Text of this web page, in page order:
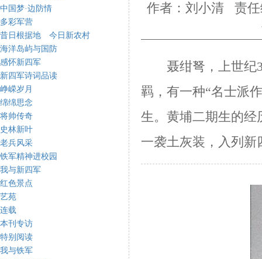
中国梦·边防情
多彩军营
昔日根据地 今日新农村
海洋岛屿与国防
感怀新四军
新四军诗词品读
峥嵘岁月
绵绵思念
将帅传奇
史林新叶
老兵风采
铁军精神进校园
我与新四军
红色景点
艺苑
连载
本刊专访
特别阅读
我与铁军
作者：刘小清 责
聂绀弩，上世纪
羁，有一种“名士派
生。黄埔二期生的经
一袭土灰装，入列新